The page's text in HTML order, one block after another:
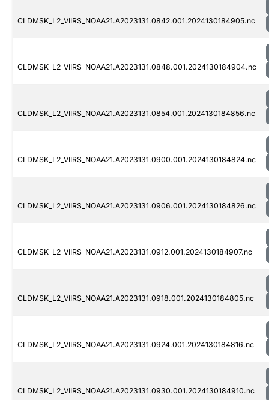
CLDMSK_L2_VIIRS_NOAA21.A2023131.0842.001.2024130184905.nc
CLDMSK_L2_VIIRS_NOAA21.A2023131.0848.001.2024130184904.nc
CLDMSK_L2_VIIRS_NOAA21.A2023131.0854.001.2024130184856.nc
CLDMSK_L2_VIIRS_NOAA21.A2023131.0900.001.2024130184824.nc
CLDMSK_L2_VIIRS_NOAA21.A2023131.0906.001.2024130184826.nc
CLDMSK_L2_VIIRS_NOAA21.A2023131.0912.001.2024130184907.nc
CLDMSK_L2_VIIRS_NOAA21.A2023131.0918.001.2024130184805.nc
CLDMSK_L2_VIIRS_NOAA21.A2023131.0924.001.2024130184816.nc
CLDMSK_L2_VIIRS_NOAA21.A2023131.0930.001.2024130184910.nc